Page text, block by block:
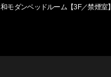
和モダンベッドルーム【3F／禁煙室】